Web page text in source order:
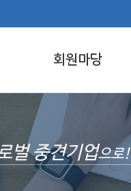
회원마당
벌 중견기업으로!